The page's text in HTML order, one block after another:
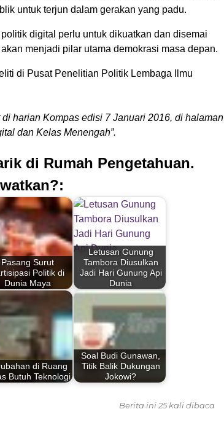
untuk terjun dalam gerakan yang padu.
digital perlu untuk dikuatkan dan disemai
menjadi pilar utama demokrasi masa depan.
di Pusat Penelitian Politik Lembaga Ilmu
harian Kompas edisi 7 Januari 2016, di halaman
dan Kelas Menengah”.
di Rumah Pengetahuan.
Pasang Surut
Politik di
Dunia Maya
Letusan Gunung
Tambora Diusulkan
Jadi Hari Gunung Api
Dunia
di Ruang
Butuh Teknologi
Soal Budi Gunawan,
Titik Balik Dukungan
Jokowi?
Berita ini 25 kali dibaca